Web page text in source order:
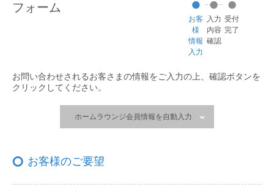
フォーム
お客
様
情報
入力
入力
内容
確認
受付
完了
お問い合わせされるお客さまの情報をご入力の上、 確認ボタンを
クリックしてください。
ホームラウンジ会員情報を自動入力
お客様のご要望